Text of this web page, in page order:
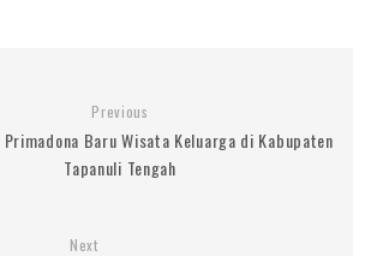
Previous
Baru Wisata Keluarga di Kabupaten
Tapanuli Tengah
Next